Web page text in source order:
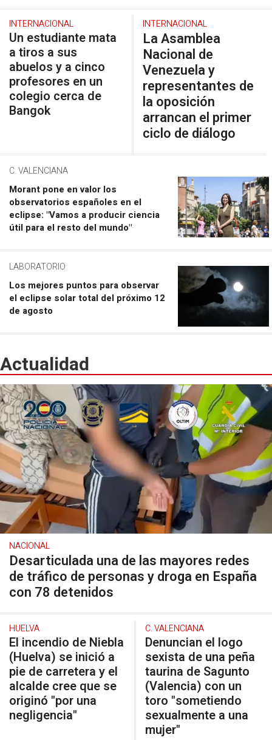
INTERNACIONAL
Un estudiante mata
a tiros a sus
abuelos y a cinco
profesores en un
colegio cerca de
Bangok
INTERNACIONAL
La Asamblea
Nacional de
Venezuela y
representantes de
la oposición
arrancan el primer
ciclo de diálogo
C. VALENCIANA
Morant pone en valor los
observatorios españoles en el
eclipse: "Vamos a producir ciencia
útil para el resto del mundo"
LABORATORIO
Los mejores puntos para observar
el eclipse solar total del próximo 12
de agosto
Actualidad
NACIONAL
Desarticulada una de las mayores redes
de tráfico de personas y droga en España
con 78 detenidos
HUELVA
El incendio de Niebla
(Huelva) se inició a
pie de carretera y el
alcalde cree que se
originó "por una
negligencia"
C. VALENCIANA
Denuncian el logo
sexista de una peña
taurina de Sagunto
(Valencia) con un
toro "sometiendo
sexualmente a una
mujer"